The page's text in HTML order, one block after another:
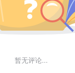
暂无评论...